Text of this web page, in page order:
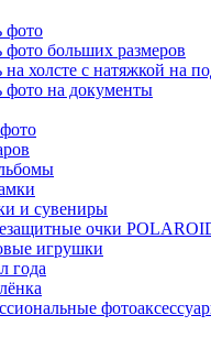
фото
фото больших размеров
на холсте с натяжкой на
фото на документы
и сувениры
очки
игрушки
года